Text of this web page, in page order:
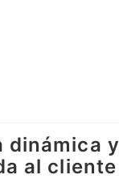
dinámica y
al cliente